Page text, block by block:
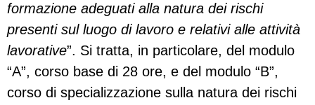
formazione adeguati alla natura dei rischi
presenti sul luogo di lavoro e relativi alle attività
lavorative”. Si tratta, in particolare, del modulo
“A”, corso base di 28 ore, e del modulo “B”,
corso di specializzazione sulla natura dei rischi